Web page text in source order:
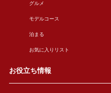
グルメ
モデルコース
泊まる
お気に入りリスト
お役立ち情報